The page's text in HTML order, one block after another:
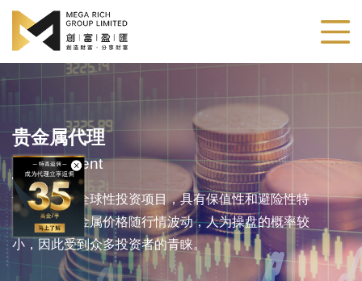
贵金属代理
Metals Agent
贵金属作为全球性投资项目，具有保值性和避险性特
点。由于贵金属价格随行情波动，人为操盘的概率较
小，因此受到众多投资者的青睐。